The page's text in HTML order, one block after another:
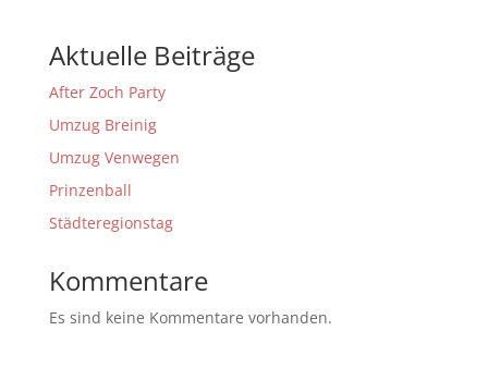
Aktuelle Beiträge
After Zoch Party
Umzug Breinig
Umzug Venwegen
Prinzenball
Städteregionstag
Kommentare
Es sind keine Kommentare vorhanden.